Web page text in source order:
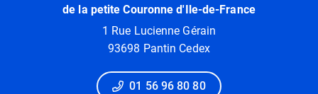
de la petite Couronne d'Ile-de-France
1 Rue Lucienne Gérain
93698 Pantin Cedex
01 56 96 80 80